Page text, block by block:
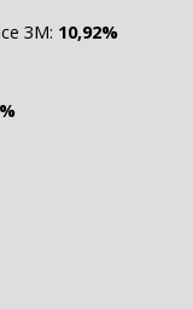
3M: 10,92%